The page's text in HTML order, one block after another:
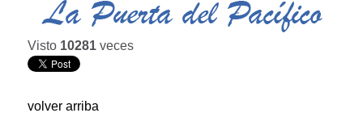
Visto 10281 veces
volver arriba